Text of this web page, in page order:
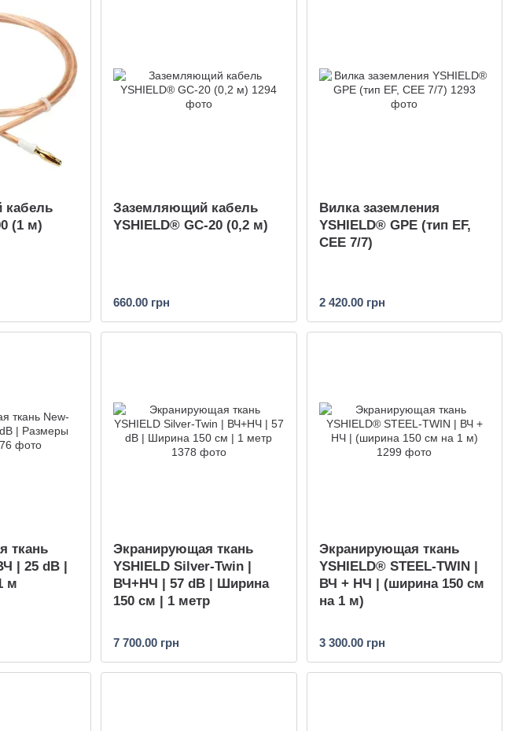
(1 м)
Заземляющий кабель
YSHIELD® GC-20 (0,2 м)
660.00 грн
Вилка заземления
YSHIELD® GPE (тип EF,
CEE 7/7)
2 420.00 грн
ткань
| 25 dB |
м
Экранирующая ткань
YSHIELD Silver-Twin |
ВЧ+НЧ | 57 dB | Ширина
150 см | 1 метр
7 700.00 грн
Экранирующая ткань
YSHIELD® STEEL-TWIN |
ВЧ + НЧ | (ширина 150 см
на 1 м)
3 300.00 грн